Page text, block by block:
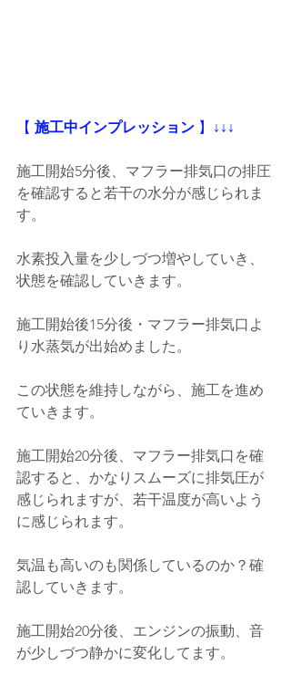
【 施工中インプレッション 】 ↓↓↓
施工開始5分後、マフラー排気口の排圧
を確認すると若干の水分が感じられま
す。
水素投入量を少しづつ増やしていき、
状態を確認していきます。
施工開始後15分後・マフラー排気口よ
り水蒸気が出始めました。
この状態を維持しながら、施工を進め
ていきます。
施工開始20分後、マフラー排気口を確
認すると、かなりスムーズに排気圧が
感じられますが、若干温度が高いよう
に感じられます。
気温も高いのも関係しているのか？確
認していきます。
施工開始20分後、エンジンの振動、音
が少しづつ静かに変化してます。